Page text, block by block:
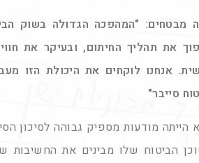
"המהפכה הגדולה בשוק
את תהליך החיתום, ובעיקר את
אנחנו לוקחים את היכולת הזו
סייבר"
מודעות מספיק גבוהה לסיכון
הביטוח שלו מבינים את החשיבות